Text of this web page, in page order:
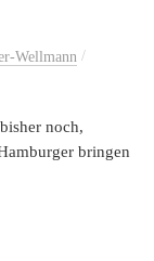
Wellmann /
noch,
bringen